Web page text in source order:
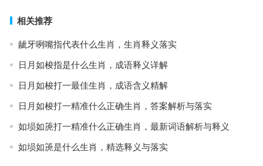
相关推荐
龇牙咧嘴指代表什么生肖，生肖释义落实
日月如梭指是什么生肖，成语释义详解
日月如梭打一最佳生肖，成语含义精解
日月如梭打一精准什么正确生肖，答案解析与落实
如埙如箎打一精准什么正确生肖，最新词语解析与释义
如埙如箎是什么生肖，精选释义与落实